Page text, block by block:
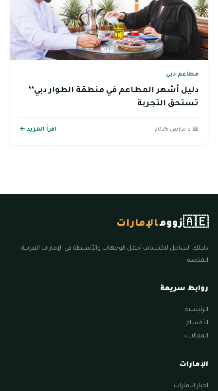
مطاعم دبي
دليل أشهر المطاعم في منطقة الطوار دبي’’
تستحق التجربة
📅 2 مارس 2025 اقرأ المزيد ←
🇦🇪زوومالإمارات
دليلك الشامل لاكتشاف أجمل الوجهات والأنشطة في الإمارات العربية
المتحدة.
روابط سريعة
الرئيسية
الأقسام
المقالات
الإمارات
اخبار الامارات